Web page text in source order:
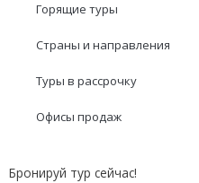
Горящие туры
Страны и направления
Туры в рассрочку
Офисы продаж
Бронируй тур сейчас!